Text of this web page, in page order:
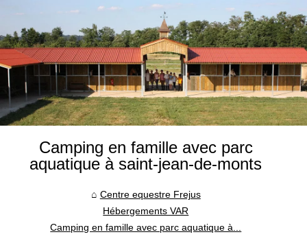
Camping en famille avec parc
aquatique à saint-jean-de-monts
Centre equestre Frejus
Hébergements VAR
Camping en famille avec parc aquatique à...